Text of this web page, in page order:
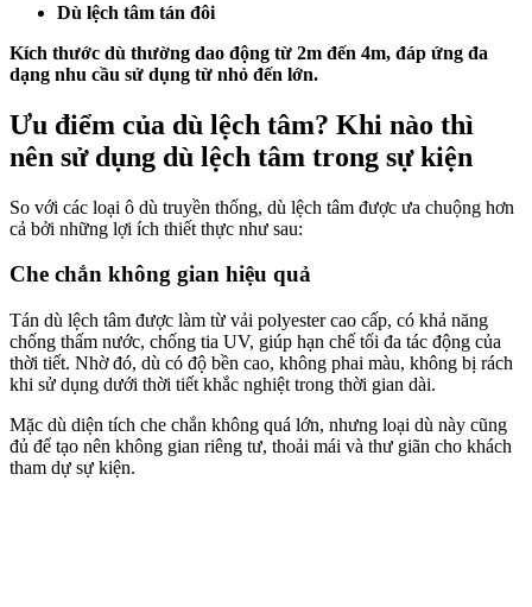
Dù lệch tâm tán đôi
Kích thước dù thường dao động từ 2m đến 4m, đáp ứng đa
dạng nhu cầu sử dụng từ nhỏ đến lớn.
Ưu điểm của dù lệch tâm? Khi nào thì
nên sử dụng dù lệch tâm trong sự kiện
So với các loại ô dù truyền thống, dù lệch tâm được ưa chuộng hơn
cả bởi những lợi ích thiết thực như sau:
Che chắn không gian hiệu quả
Tán dù lệch tâm được làm từ vải polyester cao cấp, có khả năng
chống thấm nước, chống tia UV, giúp hạn chế tối đa tác động của
thời tiết. Nhờ đó, dù có độ bền cao, không phai màu, không bị rách
khi sử dụng dưới thời tiết khắc nghiệt trong thời gian dài.
Mặc dù diện tích che chắn không quá lớn, nhưng loại dù này cũng
đủ để tạo nên không gian riêng tư, thoải mái và thư giãn cho khách
tham dự sự kiện.